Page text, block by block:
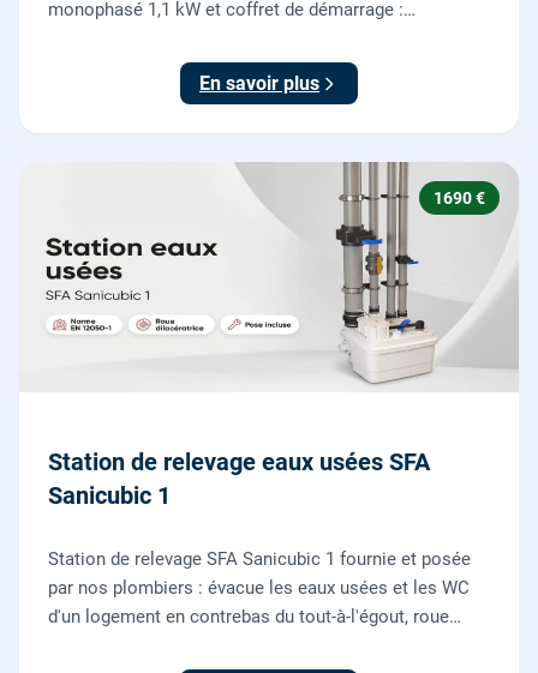
monophasé 1,1 kW et coffret de démarrage :
fournie et posée par nos plombiers.
En savoir plus
1690 €
Station de relevage eaux usées SFA
Sanicubic 1
Station de relevage SFA Sanicubic 1 fournie et posée
par nos plombiers : évacue les eaux usées et les WC
d'un logement en contrebas du tout-à-l'égout, roue